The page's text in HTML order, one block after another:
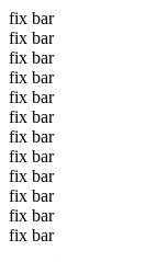
fix bar
fix bar
fix bar
fix bar
fix bar
fix bar
fix bar
fix bar
fix bar
fix bar
fix bar
fix bar